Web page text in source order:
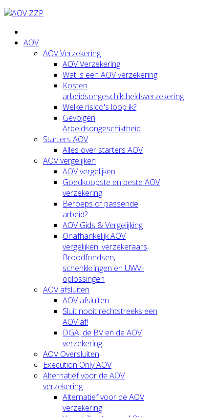
AOV
AOV Verzekering
AOV Verzekering
Wat is een AOV verzekering
Kosten
arbeidsongeschiktheidsverzekering
Welke risico's loop ik?
Gevolgen
Arbeidsongeschiktheid
Starters AOV
Alles over starters AOV
AOV vergelijken
AOV vergelijken
Goedkoopste en beste AOV
verzekering
Beroeps of passende
arbeid?
AOV Gids & Vergelijking
Onafhankelijk AOV
vergelijken: verzekeraars,
Broodfondsen,
schenkkringen en UWV-
oplossingen
AOV afsluiten
AOV afsluiten
Sluit nooit rechtstreeks een
AOV af!
DGA, de BV en de AOV
verzekering
AOV Oversluiten
Execution Only AOV
Alternatief voor de AOV
verzekering
Alternatief voor de AOV
verzekering